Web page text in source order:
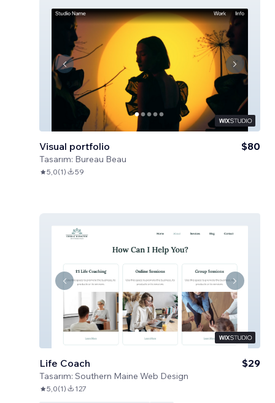
Visual portfolio
Tasarım: Bureau Beau
$80
5,0(1) 59
Life Coach
Tasarım: Southern Maine Web Design
$29
5,0(1) 127